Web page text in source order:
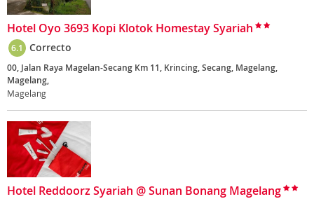
Hotel Oyo 3693 Kopi Klotok Homestay Syariah
6.1 Correcto
00, Jalan Raya Magelan-Secang Km 11, Krincing, Secang, Magelang,
Magelang,
Magelang
Hotel Reddoorz Syariah @ Sunan Bonang Magelang